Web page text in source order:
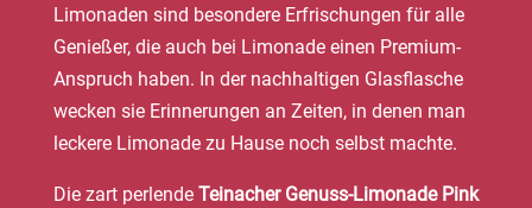
Limonaden sind besondere Erfrischungen für alle
Genießer, die auch bei Limonade einen Premium-
Anspruch haben. In der nachhaltigen Glasflasche
wecken sie Erinnerungen an Zeiten, in denen man
leckere Limonade zu Hause noch selbst machte.
Die zart perlende Teinacher Genuss-Limonade Pink